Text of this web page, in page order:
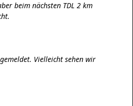
beim nächsten TDL 2 km
Vielleicht sehen wir